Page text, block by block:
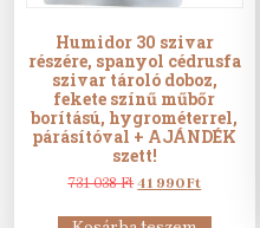
Humidor 30 szivar
részére, spanyol cédrusfa
szivar tároló doboz,
fekete színű műbőr
borítású, hygrométerrel,
párásítóval + AJÁNDÉK
szett!
731 038FtOriginal
was:
41 990FtCurrent
is: